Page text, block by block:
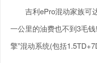
吉利ePro混动家族可
一公里的油费也不到3毛
擎”混动系统(包括